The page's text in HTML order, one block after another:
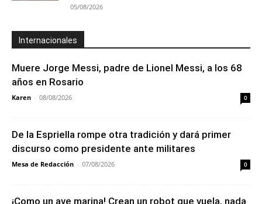
05/08/2026
Internacionales
Muere Jorge Messi, padre de Lionel Messi, a los 68
años en Rosario
Karen - 08/08/2026 0
De la Espriella rompe otra tradición y dará primer
discurso como presidente ante militares
Mesa de Redacción - 07/08/2026 0
¡Como un ave marina! Crean un robot que vuela, nada